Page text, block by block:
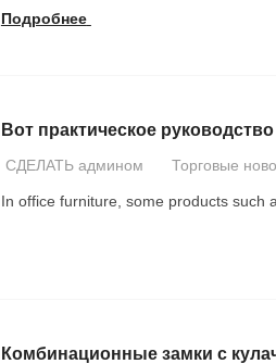
Подробнее
Вот практическое
СДЕЛАТЬ админом Торговые
In office furniture some products such
Комбинационные замки с